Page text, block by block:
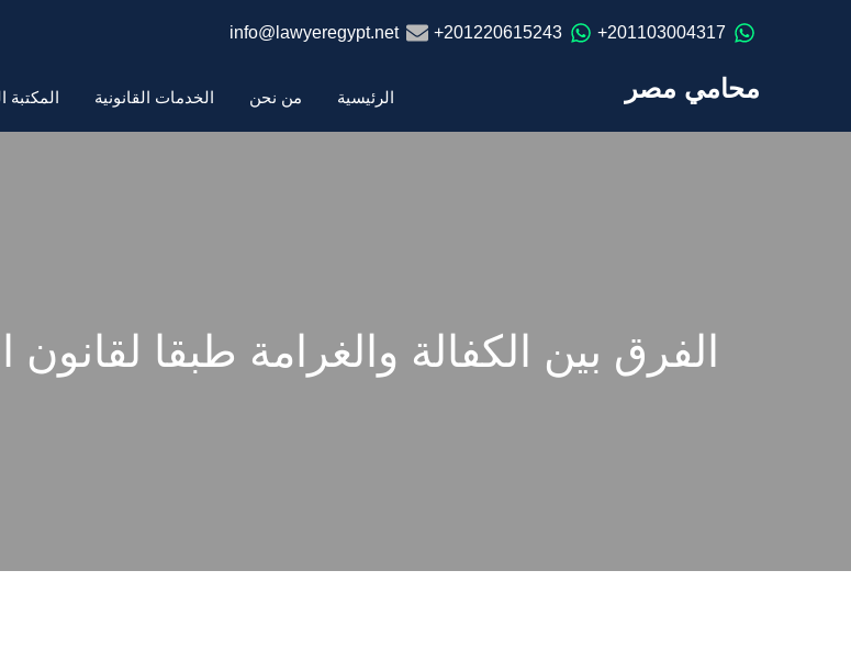
201103004317+
201220615243+
info@lawyeregypt.net
محامي مصر الرئيسية من نحن الخدمات القانونية المكتبة
الفرق بين الكفالة والغرامة طبقا لقانون